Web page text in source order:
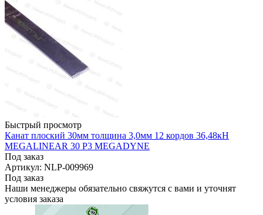
Быстрый просмотр
Канат плоский 30мм толщина 3,0мм 12 кордов 36,48кН
MEGALINEAR 30 P3 MEGADYNE
Под заказ
Артикул: NLP-009969
Под заказ
Наши менеджеры обязательно свяжутся с вами и уточнят
условия заказа